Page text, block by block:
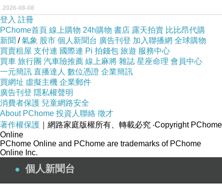
與烏山頂泥火山、養女湖、新養女湖、太陽谷、嫦
娥湖、雞冠山連成一線，形成特殊的風景區，安排
進行一日遊相當方便。
以養女湖為中心的特殊風景區，從高雄縣旗楠公路
高師大分部旁小路入山，順著山徑指標前行經過烏
山頂泥火山約2公里即可到達，前往觀賞前，先到金
山國小或各景點了解指標和說明，將有助於盡興而
歸。
2026-08-08
登入 註冊
PChome首頁 線上購物 24h購物 書店 露天拍賣 比比昂代購
新聞 /氣象 股市 個人新聞台 廣告刊登 加入聯播網 全球購物
買賣租屋 支付連 國際連 Pi 拍錢包 旅遊 服務中心
買車 旅行團 汽車險推薦 線上麻將 雜誌 星座命理 會員中心
一元簡訊 直播達人 數位憑證 企業簡訊
買網址 虛擬主機 企業郵件
廣告刊登 隱私權聲明
消費者保護 兒童網路安全
About PChome 投資人聯絡 徵才
著作權保護 ｜網路家庭版權所有、轉載必究 ‧Copyright PChome
Online
PChome Online and PChome are trademarks of PChome
Online Inc.
個人新聞台